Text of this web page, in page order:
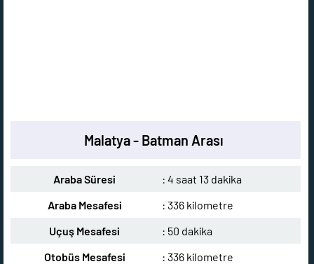
Malatya - Batman Arası
Araba Süresi
: 4 saat 13 dakika
Araba Mesafesi
: 336 kilometre
Uçuş Mesafesi
: 50 dakika
Otobüs Mesafesi
: 336 kilometre